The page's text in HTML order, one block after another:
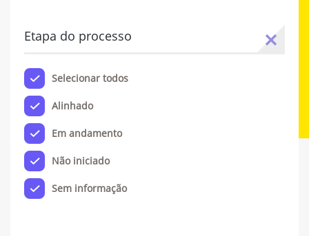
Etapa do processo
Selecionar todos
Alinhado
Em andamento
Não iniciado
Sem informação